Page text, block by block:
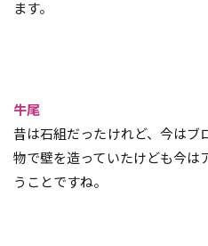
ます。
牛尾
昔は石組だったけれど、今はブ
物で壁を造っていたけども今は
うことですね。